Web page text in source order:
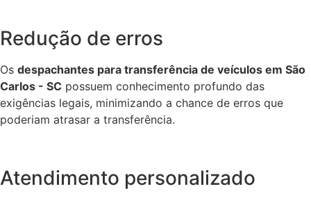
Redução de erros
Os despachantes para transferência de veículos em São
Carlos - SC possuem conhecimento profundo das
exigências legais, minimizando a chance de erros que
poderiam atrasar a transferência.
Atendimento personalizado